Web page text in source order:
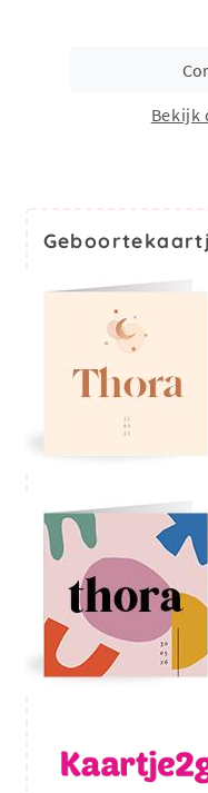
Bekijk